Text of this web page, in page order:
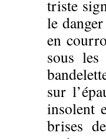
triste
le
en
sous
sur
insolent
brises